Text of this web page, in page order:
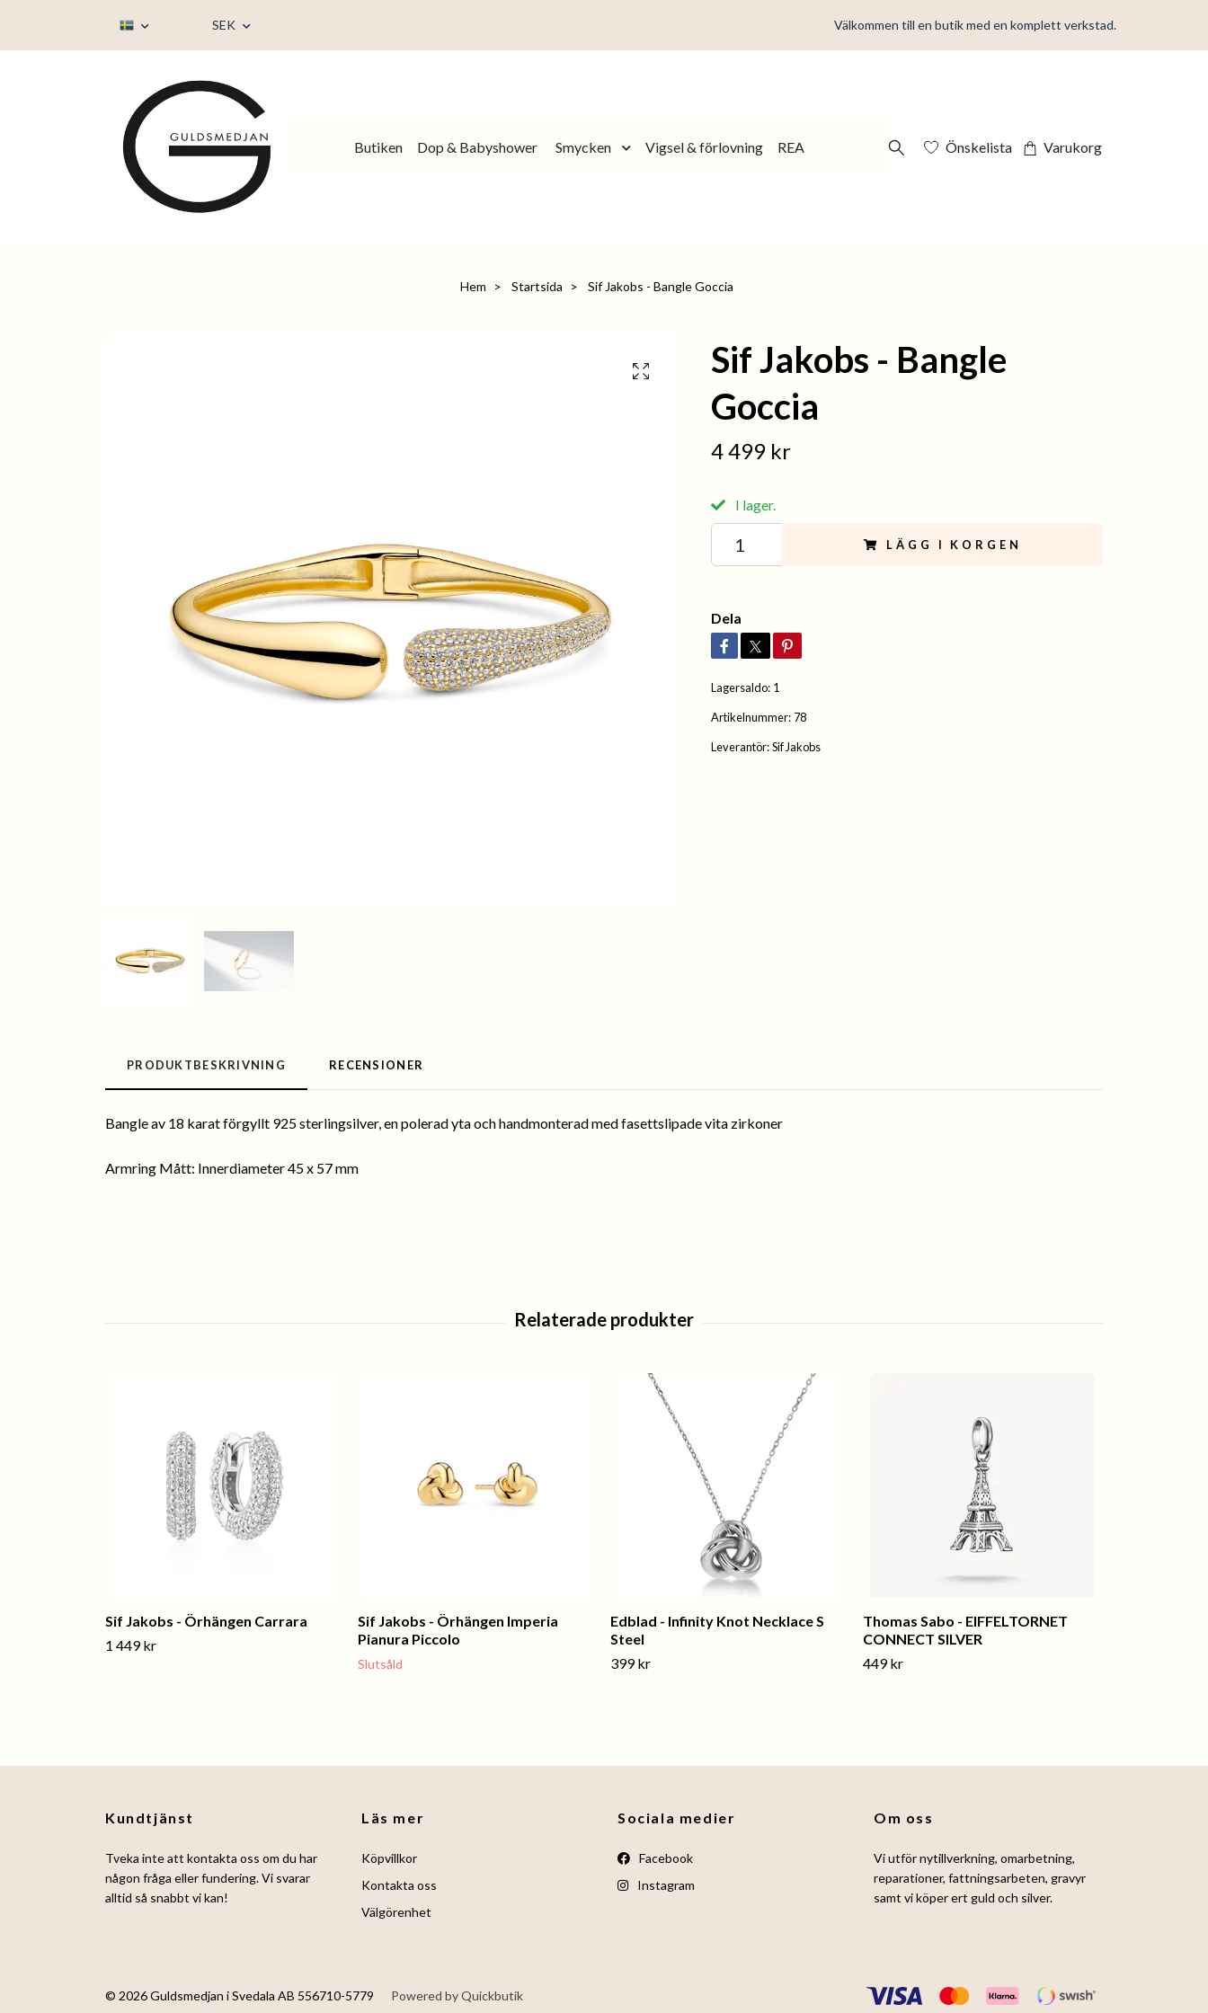
SEK Välkommen till en butik med en komplett verkstad.
Butiken Dop & Babyshower Smycken Vigsel & förlovning REA Önskelista Varukorg
Hem Startsida Sif Jakobs - Bangle Goccia
Sif Jakobs - Bangle
Goccia
4 499 kr
I lager.
LÄGG I KORGEN
Dela
Lagersaldo: 1
Artikelnummer: 78
Leverantör:Sif Jakobs
PRODUKTBESKRIVNING RECENSIONER
Bangle av 18 karat förgyllt 925 sterlingsilver, en polerad yta och handmonterad med fasettslipade vita zirkoner
Armring Mått: Innerdiameter 45 x 57 mm
Sif Jakobs - Örhängen Carrara
1 449 kr
Sif Jakobs - Örhängen Imperia
Pianura Piccolo
Slutsåld
Edblad - Infinity Knot Necklace S
Steel
399 kr
Thomas Sabo - EIFFELTORNET
CONNECT SILVER
449 kr
Kundtjänst
Tveka inte att kontakta oss om du har
någon fråga eller fundering. Vi svarar
alltid så snabbt vi kan!
Läs mer
Köpvillkor
Kontakta oss
Välgörenhet
Sociala medier
Facebook
Instagram
Om oss
Vi utför nytillverkning, omarbetning,
reparationer, fattningsarbeten, gravyr
samt vi köper ert guld och silver.
© 2026 Guldsmedjan i Svedala AB 556710-5779 Powered by Quickbutik